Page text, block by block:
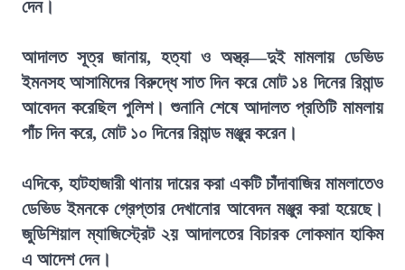
দেন।
আদালত সূত্র জানায়, হত্যা ও অস্ত্র—দুই মামলায় ডেভিড
ইমনসহ আসামিদের বিরুদ্ধে সাত দিন করে মোট ১৪ দিনের রিমান্ড
আবেদন করেছিল পুলিশ। শুনানি শেষে আদালত প্রতিটি মামলায়
পাঁচ দিন করে, মোট ১০ দিনের রিমান্ড মঞ্জুর করেন।
এদিকে, হাটহাজারী থানায় দায়ের করা একটি চাঁদাবাজির মামলাতেও
ডেভিড ইমনকে গ্রেপ্তার দেখানোর আবেদন মঞ্জুর করা হয়েছে।
জুডিশিয়াল ম্যাজিস্ট্রেট ২য় আদালতের বিচারক লোকমান হাকিম
এ আদেশ দেন।